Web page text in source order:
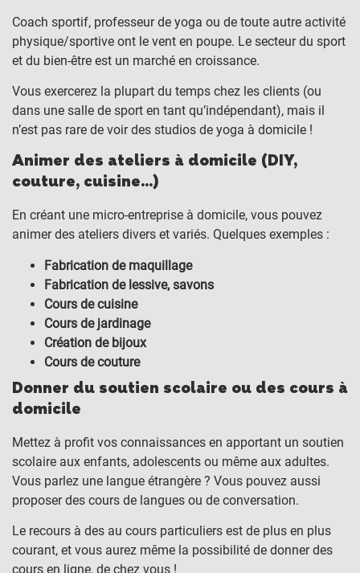
Coach sportif, professeur de yoga ou de toute autre activité
physique/sportive ont le vent en poupe. Le secteur du sport
et du bien-être est un marché en croissance.
Vous exercerez la plupart du temps chez les clients (ou
dans une salle de sport en tant qu’indépendant), mais il
n’est pas rare de voir des studios de yoga à domicile !
Animer des ateliers à domicile (DIY,
couture, cuisine…)
En créant une micro-entreprise à domicile, vous pouvez
animer des ateliers divers et variés. Quelques exemples :
Fabrication de maquillage
Fabrication de lessive, savons
Cours de cuisine
Cours de jardinage
Création de bijoux
Cours de couture
Donner du soutien scolaire ou des cours à
domicile
Mettez à profit vos connaissances en apportant un soutien
scolaire aux enfants, adolescents ou même aux adultes.
Vous parlez une langue étrangère ? Vous pouvez aussi
proposer des cours de langues ou de conversation.
Le recours à des au cours particuliers est de plus en plus
courant, et vous aurez même la possibilité de donner des
cours en ligne, de chez vous !